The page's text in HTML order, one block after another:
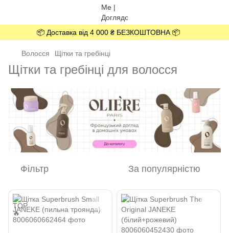
📦 Доставка від 4 000 ₴ БЕЗКОШТОВНА 📦
Волосся Щітки та гребінці
Щітки та гребінці для волосся
Фільтр За популярністю